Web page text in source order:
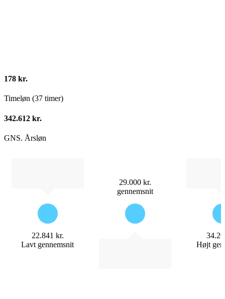
178 kr.
Timeløn (37 timer)
342.612 kr.
GNS. Årsløn
29.000 kr.
gennemsnit
22.841 kr.
Lavt gennemsnit
Højt